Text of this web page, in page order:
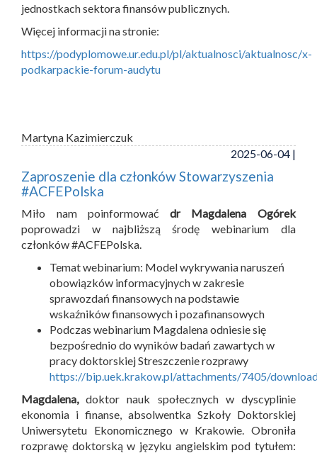
jednostkach sektora finansów publicznych.
Więcej informacji na stronie:
https://podyplomowe.ur.edu.pl/pl/aktualnosci/aktualnosc/x-
podkarpackie-forum-audytu
Martyna Kazimierczuk
2025-06-04 |
Zaproszenie dla członków Stowarzyszenia
#ACFEPolska
Miło nam poinformować dr Magdalena Ogórek
poprowadzi w najbliższą środę webinarium dla
członków #ACFEPolska.
Temat webinarium: Model wykrywania naruszeń
obowiązków informacyjnych w zakresie
sprawozdań finansowych na podstawie
wskaźników finansowych i pozafinansowych
Podczas webinarium Magdalena odniesie się
bezpośrednio do wyników badań zawartych w
pracy doktorskiej Streszczenie rozprawy
https://bip.uek.krakow.pl/attachments/7405/
Magdalena, doktor nauk społecznych w dyscyplinie
ekonomia i finanse, absolwentka Szkoły Doktorskiej
Uniwersytetu Ekonomicznego w Krakowie. Obroniła
rozprawę doktorską w języku angielskim pod tytułem: